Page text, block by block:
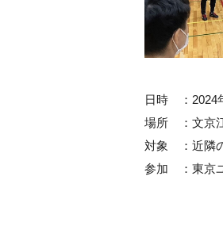
日時 ：2024
場所 ：文京
対象 ：近隣
参加 ：東京